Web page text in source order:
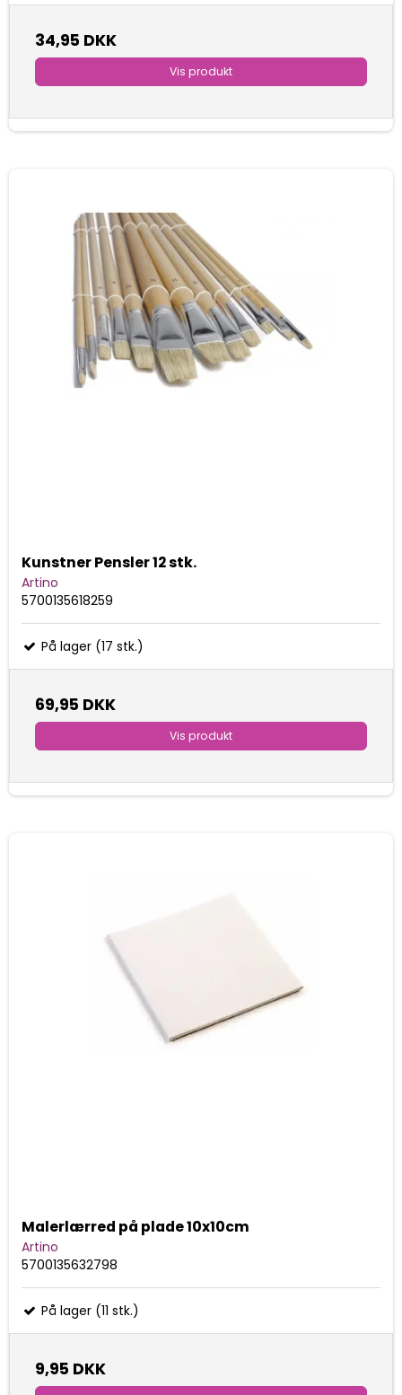
34,95 DKK
Vis produkt
Kunstner Pensler 12 stk.
Artino
5700135618259
På lager (17 stk.)
69,95 DKK
Vis produkt
Malerlærred på plade 10x10cm
Artino
5700135632798
På lager (11 stk.)
9,95 DKK